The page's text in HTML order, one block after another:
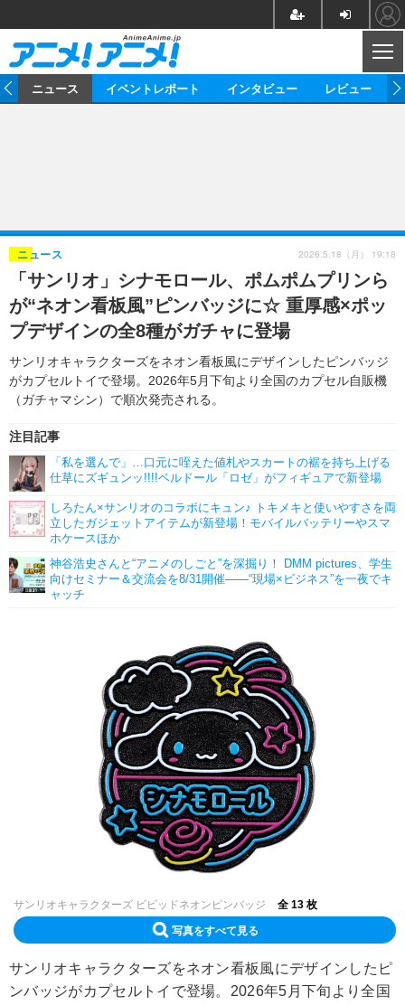
ゲーム グッズ
イベント 海外
海外イベント ビジネス
俳優・タレント アーティスト
ビジネス
アニメ 実写
書評 イベント
ゲーム 座談会
動画
アニメ 映画/ドラマ
アニメ！アニメ！TV ABEMA Cafe
連載・コラム
ニュース イベントレポート インタビュー レビュー
「サンリオ」シナモロール、ポムポムプリンら
が“ネオン看板風”ピンバッジに☆ 重厚感×ポッ
プデザインの全8種がガチャに登場
サンリオキャラクターズをネオン看板風にデザインしたピンバッジ
がカプセルトイで登場。2026年5月下旬より全国のカプセル自販機
（ガチャマシン）で順次発売される。
ニュース
注目記事
「私を選んで」…口元に咥えた値札やスカートの裾を持ち上げる
仕草にズギュンッ!!!!ベルドール「ロゼ」がフィギュアで新登場
しろたん×サンリオのコラボにキュン♪ トキメキと使いやすさを両
立したガジェットアイテムが新登場！モバイルバッテリーやスマ
ホケースほか
神谷浩史さんと“アニメのしごと”を深掘り！ DMM pictures、学生
向けセミナー＆交流会を8/31開催――“現場×ビジネス”を一夜でキ
ャッチ
2026.5.18（月） 19:18
サンリオキャラクターズ ビビッドネオンピンバッジ 全 13 枚
写真をすべて見る
サンリオキャラクターズをネオン看板風にデザインしたピ
ンバッジがカプセルトイで登場。2026年5月下旬より全国